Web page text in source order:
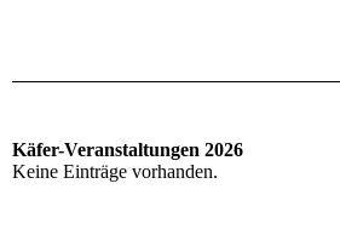
Käfer-Veranstaltungen 2026
Keine Einträge vorhanden.